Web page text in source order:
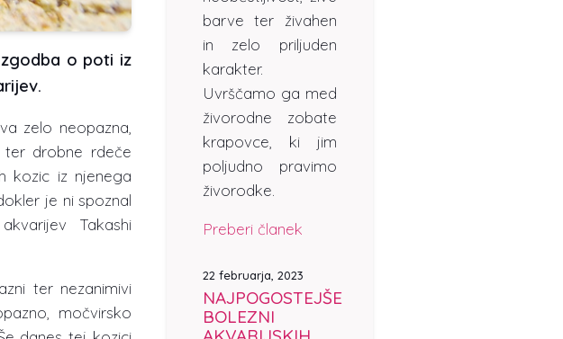
o poti iz
zelo neopazna,
drobne rdeče
kozic iz njenega
je ni spoznal
Takashi
ter nezanimivi
močvirsko
barve ter živahen
in zelo priljuden
karakter.
Uvrščamo ga med
živorodne zobate
krapovce, ki jim
poljudno pravimo
živorodke.
Preberi članek
22 februarja, 2023
NAJPOGOSTEJŠE
BOLEZNI